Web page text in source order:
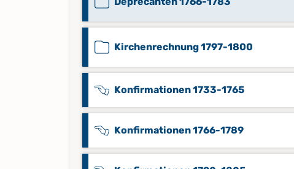
Kirchenrechnung 1797-1800
Konfirmationen 1733-1765
Konfirmationen 1766-1789